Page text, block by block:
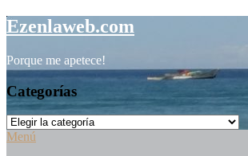
Saltar
al
Ezenlaweb.com
Porque me apetece!
Categorías
Categorías
Menú